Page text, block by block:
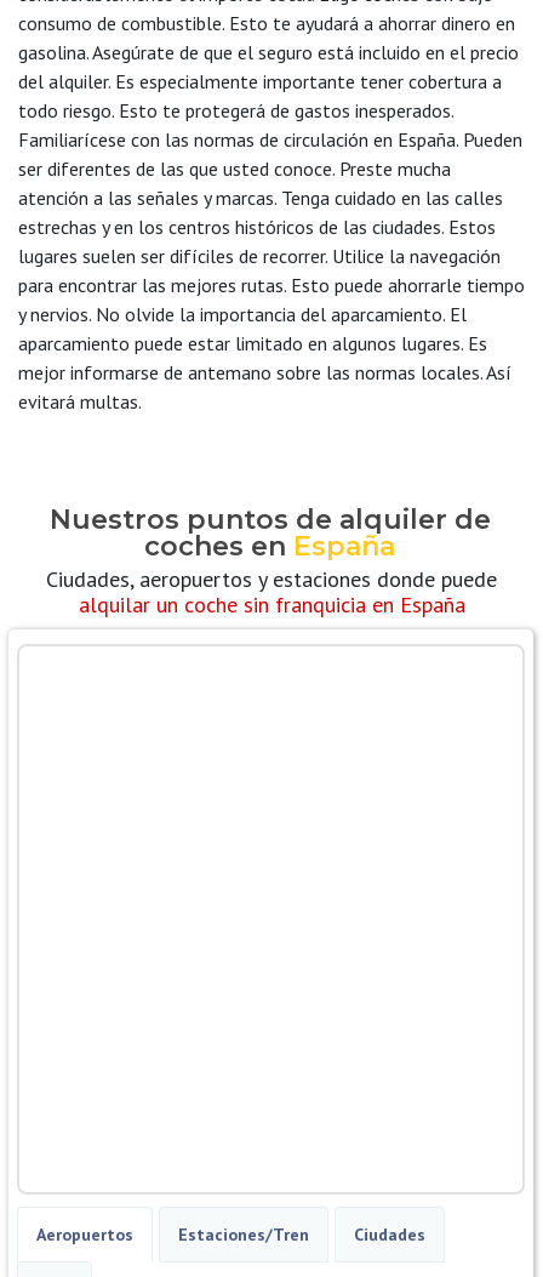
consumo de combustible. Esto te ayudará a ahorrar dinero en
gasolina. Asegúrate de que el seguro está incluido en el precio
del alquiler. Es especialmente importante tener cobertura a
todo riesgo. Esto te protegerá de gastos inesperados.
Familiarícese con las normas de circulación en España. Pueden
ser diferentes de las que usted conoce. Preste mucha
atención a las señales y marcas. Tenga cuidado en las calles
estrechas y en los centros históricos de las ciudades. Estos
lugares suelen ser difíciles de recorrer. Utilice la navegación
para encontrar las mejores rutas. Esto puede ahorrarle tiempo
y nervios. No olvide la importancia del aparcamiento. El
aparcamiento puede estar limitado en algunos lugares. Es
mejor informarse de antemano sobre las normas locales. Así
evitará multas.
Nuestros puntos de alquiler de
coches en España
Ciudades, aeropuertos y estaciones donde puede
alquilar un coche sin franquicia en España
Aeropuertos Estaciones/Tren Ciudades